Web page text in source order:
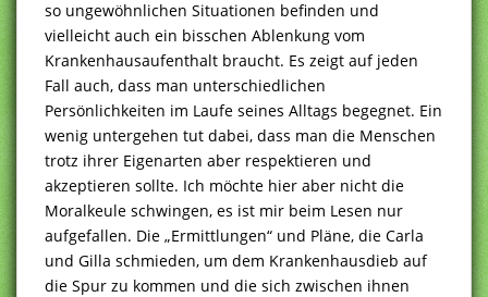
so ungewöhnlichen Situationen befinden und
vielleicht auch ein bisschen Ablenkung vom
Krankenhausaufenthalt braucht. Es zeigt auf jeden
Fall auch, dass man unterschiedlichen
Persönlichkeiten im Laufe seines Alltags begegnet. Ein
wenig untergehen tut dabei, dass man die Menschen
trotz ihrer Eigenarten aber respektieren und
akzeptieren sollte. Ich möchte hier aber nicht die
Moralkeule schwingen, es ist mir beim Lesen nur
aufgefallen. Die „Ermittlungen“ und Pläne, die Carla
und Gilla schmieden, um dem Krankenhausdieb auf
die Spur zu kommen und die sich zwischen ihnen